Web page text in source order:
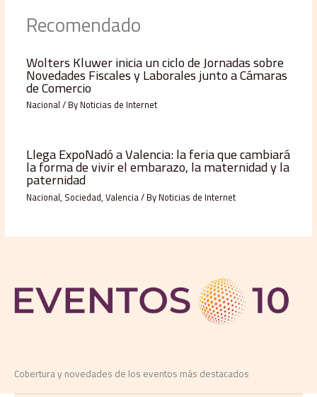
Recomendado
Wolters Kluwer inicia un ciclo de Jornadas sobre
Novedades Fiscales y Laborales junto a Cámaras
de Comercio
Nacional/ ByNoticias de Internet
Llega ExpoNadó a Valencia: la feria que cambiará
la forma de vivir el embarazo, la maternidad y la
paternidad
Nacional, Sociedad,Valencia/ ByNoticias de Internet
Cobertura y novedades de los eventos más destacados